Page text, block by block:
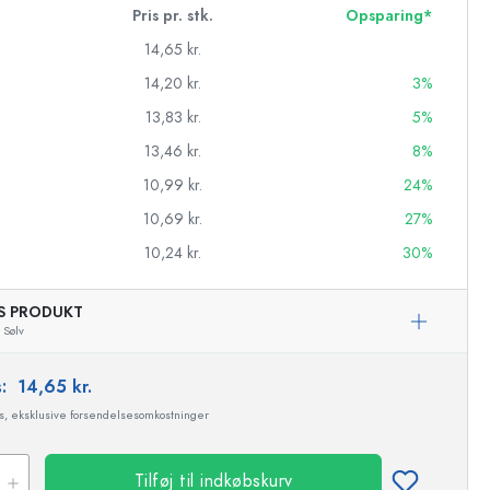
Pris pr. stk.
Opsparing*
14,65 kr.
14,20 kr.
3%
13,83 kr.
5%
13,46 kr.
8%
10,99 kr.
24%
10,69 kr.
27%
10,24 kr. 30%
PRODUKT
Sølv
14,65 kr.
eksklusive forsendelsesomkostninger
Tilføj til indkøbskurv